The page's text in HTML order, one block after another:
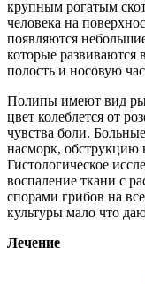
крупным рогатым
человека на
появляются
которые
полость и носовую
Полипы имеют вид
цвет колеблется от
чувства боли.
насморк, обструкцию
Гистологическое
воспаление ткани с
спорами грибов на
культуры мало что
Лечение